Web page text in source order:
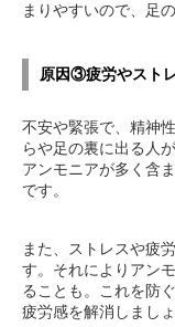
まりやすいので、足
原因③疲労やスト
不安や緊張で、精神
らや足の裏に出る人
アンモニアが多く含
です。
また、ストレスや疲
す。それによりアン
ることも。これを防
疲労感を解消しましょ